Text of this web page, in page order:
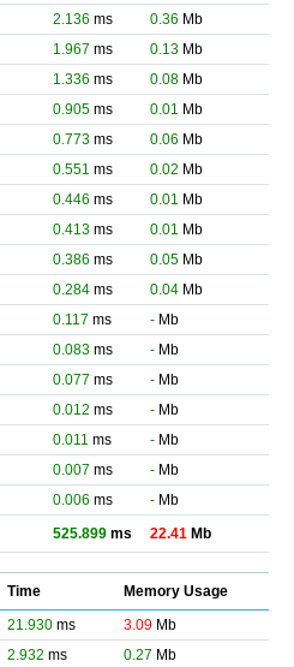
2.136 ms 0.36 Mb
1.967 ms 0.13Mb
1.336 ms 0.08Mb
0.905ms 0.01 Mb
0.773ms 0.06 Mb
0.551 ms 0.02 Mb
0.446 ms 0.01 Mb
0.413ms 0.01 Mb
0.386 ms 0.05Mb
0.284ms 0.04Mb
0.117 ms -Mb
0.083ms -Mb
0.077 ms -Mb
0.012 ms -Mb
0.011 ms -Mb
0.007 ms -Mb
0.006 ms -Mb
525.899ms 22.41Mb
Time
Memory Usage
21.930ms 3.09Mb
2.932 ms 0.27 Mb